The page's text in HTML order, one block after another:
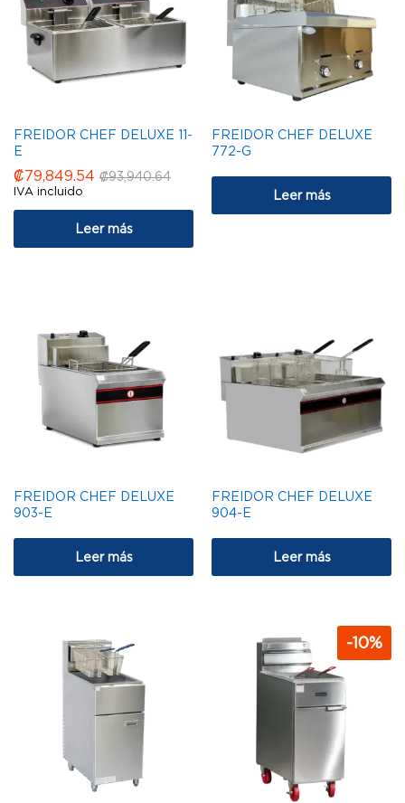
FREIDOR CHEF DELUXE 11-
E
₡79,849.54 ₡93,940.64
IVA incluido
Leer más
FREIDOR CHEF DELUXE
772-G
Leer más
FREIDOR CHEF DELUXE
903-E
Leer más
FREIDOR CHEF DELUXE
904-E
Leer más
-10%